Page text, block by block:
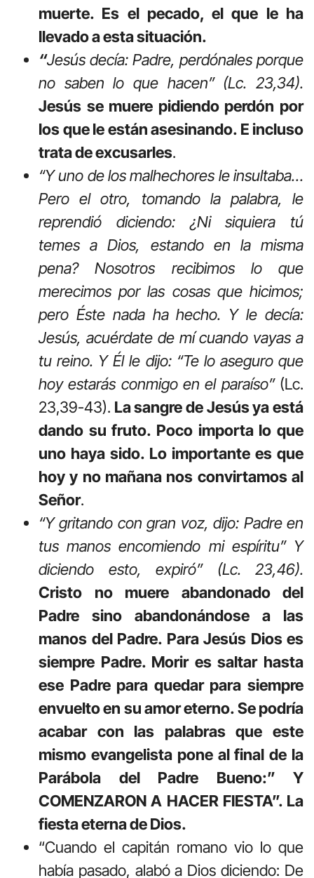
muerte. Es el pecado, el que le ha
llevado a esta situación.
“Jesús decía: Padre, perdónales porque
no saben lo que hacen” (Lc. 23,34).
Jesús se muere pidiendo perdón por
los que le están asesinando. E incluso
trata de excusarles.
“Y uno de los malhechores le insultaba…
Pero el otro, tomando la palabra, le
reprendió diciendo: ¿Ni siquiera tú
temes a Dios, estando en la misma
pena? Nosotros recibimos lo que
merecimos por las cosas que hicimos;
pero Éste nada ha hecho. Y le decía:
Jesús, acuérdate de mí cuando vayas a
tu reino. Y Él le dijo: “Te lo aseguro que
hoy estarás conmigo en el paraíso” (Lc.
23,39-43). La sangre de Jesús ya está
dando su fruto. Poco importa lo que
uno haya sido. Lo importante es que
hoy y no mañana nos convirtamos al
Señor.
“Y gritando con gran voz, dijo: Padre en
tus manos encomiendo mi espíritu” Y
diciendo esto, expiró” (Lc. 23,46).
Cristo no muere abandonado del
Padre sino abandonándose a las
manos del Padre. Para Jesús Dios es
siempre Padre. Morir es saltar hasta
ese Padre para quedar para siempre
envuelto en su amor eterno. Se podría
acabar con las palabras que este
mismo evangelista pone al final de la
Parábola del Padre Bueno:” Y
COMENZARON A HACER FIESTA”. La
fiesta eterna de Dios.
“Cuando el capitán romano vio lo que
había pasado, alabó a Dios diciendo: De